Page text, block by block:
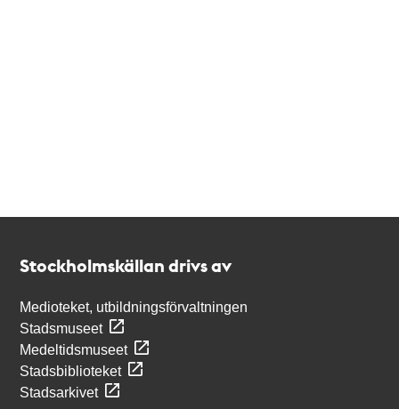
Stockholmskällan drivs av
Medioteket, utbildningsförvaltningen
Stadsmuseet
Medeltidsmuseet
Stadsbiblioteket
Stadsarkivet